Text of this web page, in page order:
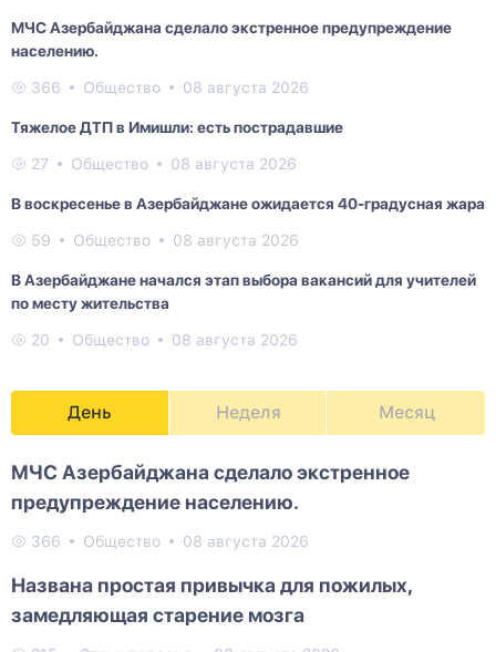
МЧС Азербайджана сделало экстренное предупреждение
населению.
366 Общество 08 августа 2026
Тяжелое ДТП в Имишли: есть пострадавшие
27 Общество 08 августа 2026
В воскресенье в Азербайджане ожидается 40-градусная жара
59 Общество 08 августа 2026
В Азербайджане начался этап выбора вакансий для учителей
по месту жительства
20 Общество 08 августа 2026
День Неделя Месяц
МЧС Азербайджана сделало экстренное
предупреждение населению.
366 Общество 08 августа 2026
Названа простая привычка для пожилых,
замедляющая старение мозга